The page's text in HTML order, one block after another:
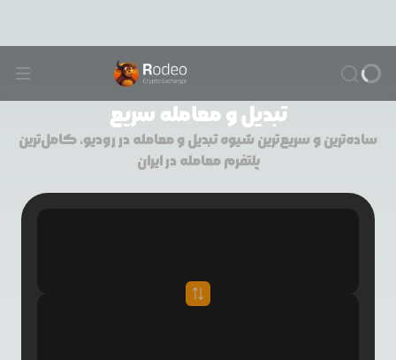
تبدیل و معامله سریع
ساده‌ترین و سریع‌ترین شیوه تبدیل و معامله در رودیو، کامل‌ترین
پلتفرم معامله در ایران